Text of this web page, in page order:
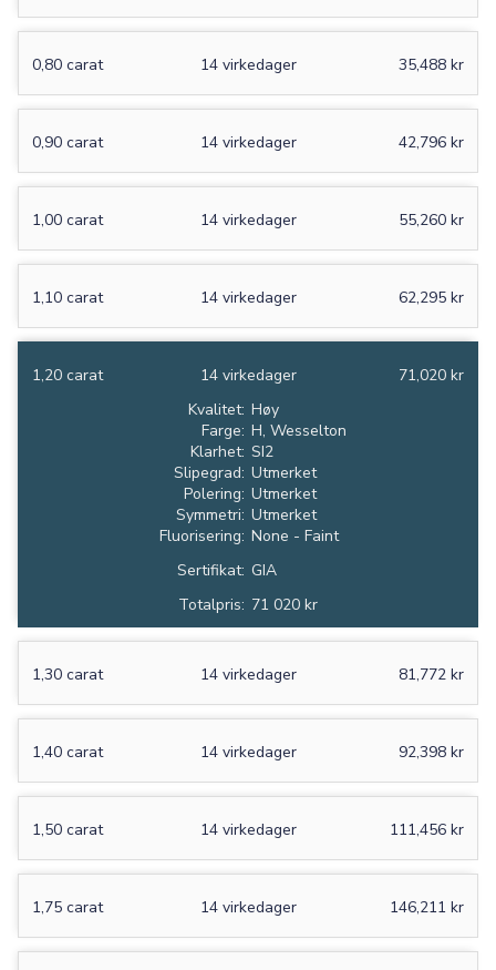
0,80 carat 35,488 kr
14 virkedager
0,90 carat 42,796 kr
14 virkedager
1,00 carat 55,260 kr
14 virkedager
1,10 carat 62,295 kr
14 virkedager
1,20 carat 71,020 kr
14 virkedager
Kvalitet: Høy
Farge: H, Wesselton
Klarhet: SI2
Slipegrad: Utmerket
Polering: Utmerket
Symmetri: Utmerket
Fluorisering: None - Faint
Sertifikat: GIA
Totalpris: 71 020 kr
1,30 carat 81,772 kr
14 virkedager
1,40 carat 92,398 kr
14 virkedager
1,50 carat 111,456 kr
14 virkedager
1,75 carat 146,211 kr
14 virkedager